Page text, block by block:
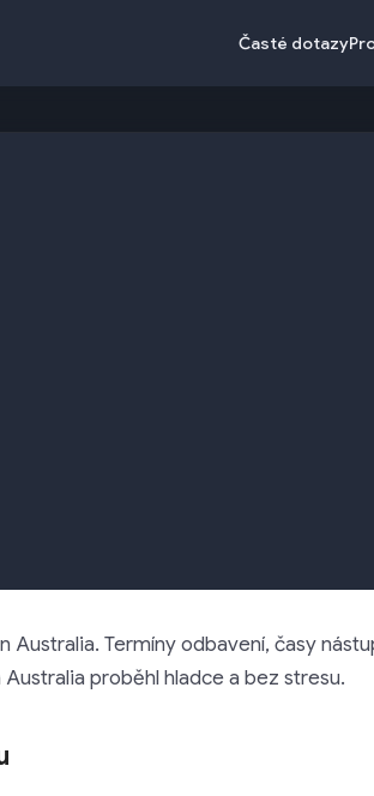
Časté dotazy
Termíny odbavení, časy
proběhl hladce a bez stresu.